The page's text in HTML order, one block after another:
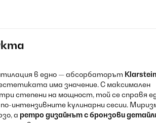
в едно — абсорбаторът
има значение. С максимален
степени на мощност, той се справя
интензивните кулинарни сесии.
а ретро дизайнът с бронзови